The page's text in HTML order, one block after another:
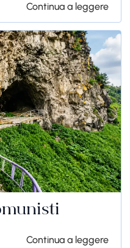
Continua a leggere
Continua a leggere